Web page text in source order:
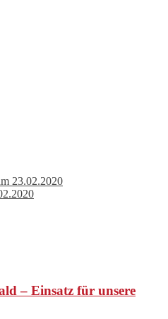
23.02.2020
– Einsatz für unsere